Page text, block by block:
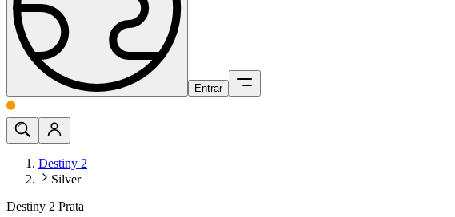
Entrar
Destiny 2
Silver
Destiny 2 Prata